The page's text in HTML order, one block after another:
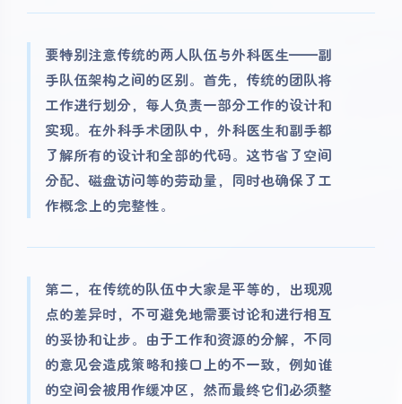
要特别注意传统的两人队伍与外科医生——副
手队伍架构之间的区别。首先，传统的团队将
工作进行划分，每人负责一部分工作的设计和
实现。在外科手术团队中，外科医生和副手都
了解所有的设计和全部的代码。这节省了空间
分配、磁盘访问等的劳动量，同时也确保了工
作概念上的完整性。
第二，在传统的队伍中大家是平等的，出现观
点的差异时，不可避免地需要讨论和进行相互
的妥协和让步。由于工作和资源的分解，不同
的意见会造成策略和接口上的不一致，例如谁
的空间会被用作缓冲区，然而最终它们必须整